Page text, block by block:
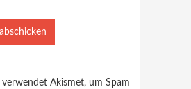
verwendet Akismet, um Spam